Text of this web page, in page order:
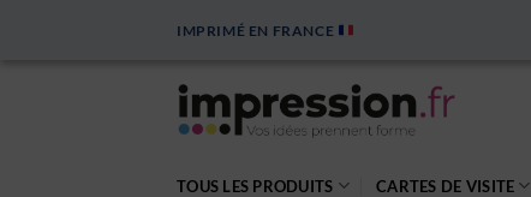
IMPRIMÉ EN FRANCE
TOUS LES PRODUITS CARTES DE VISITE